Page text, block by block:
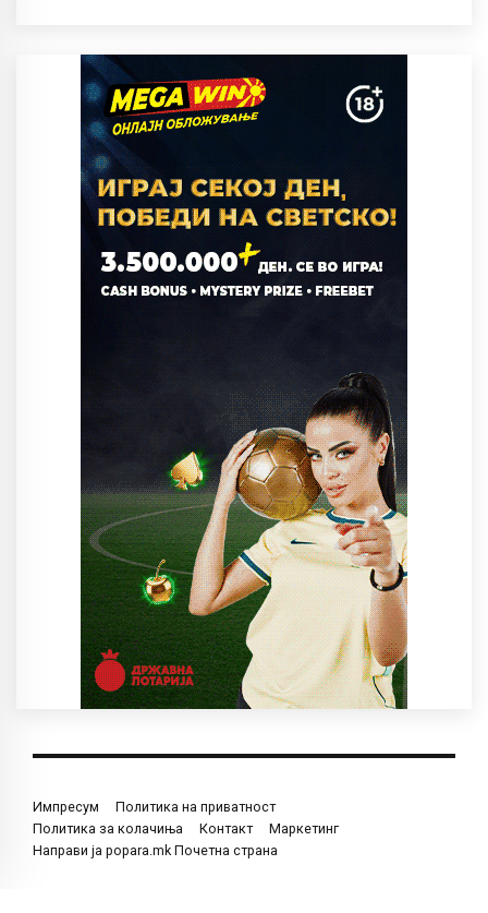
Импресум
Политика на приватност
Политика за колачиња
Контакт
Маркетинг
Направи ја popara.mk Почетна страна